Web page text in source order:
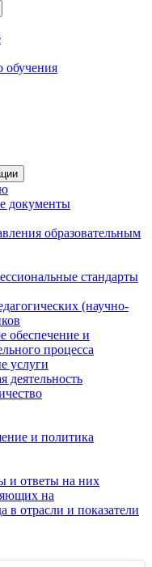
обучения
документы
образовательным
стандарты
(научно-
обеспечение и
процесса
услуги
деятельность
и политика
и ответы на них
на
в отрасли и показатели